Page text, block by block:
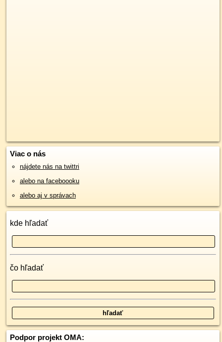
Viac o nás
nájdete nás na twittri
alebo na faceboooku
alebo aj v správach
kde hľadať
čo hľadať
Podpor projekt OMA: